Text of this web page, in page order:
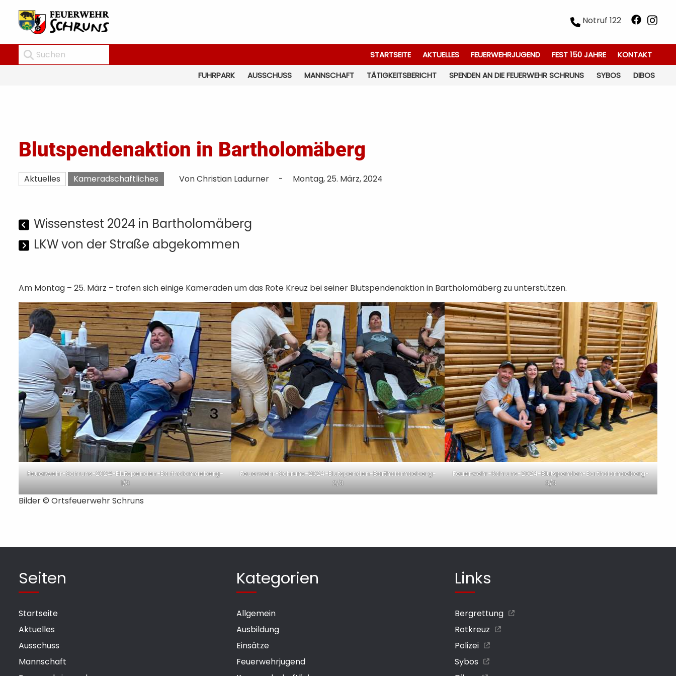
Notruf 122
STARTSEITE AKTUELLES FEUERWEHRJUGEND FEST 150 JAHRE
KONTAKT
FUHRPARK
AUSSCHUSS MANNSCHAFT TÄTIGKEITSBERICHT SPENDEN AN DIE FEUERWEHR SCHRUNS SYBOS DIBOS
Blutspendenaktion in Bartholomäberg
Aktuelles Kameradschaftliches Von Christian Ladurner - Montag, 25. März, 2024
Wissenstest 2024 in Bartholomäberg
LKW von der Straße abgekommen
Am Montag – 25. März – trafen sich einige Kameraden um das Rote Kreuz bei seiner Blutspendenaktion in Bartholomäberg zu unterstützen.
Feuerwehr-Schruns-2024-Blutspenden-Bartholomaeberg-
1/3
Feuerwehr-Schruns-2024-Blutspenden-Bartholomaeberg-
2/3
Feuerwehr-Schruns-2024-Blutspenden-Bartholomaeberg-
3/3
Bilder © Ortsfeuerwehr Schruns
Seiten
Startseite
Aktuelles
Ausschuss
Mannschaft
Kategorien
Allgemein
Ausbildung
Einsätze
Feuerwehrjugend
Links
Bergrettung
Rotkreuz
Polizei
Sybos